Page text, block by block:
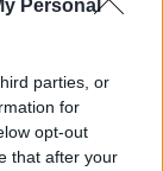
Personal
parties, or
for
opt-out
that after your
8